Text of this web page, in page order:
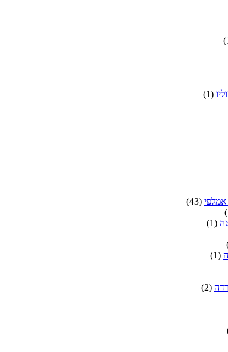
(1)
אמלפי (43)
(1)
(1)
(2)